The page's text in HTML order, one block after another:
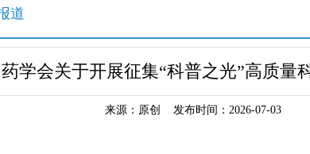
道
学会关于开展征集“科普之光”高质量
来源：原创 发布时间：2026-07-03